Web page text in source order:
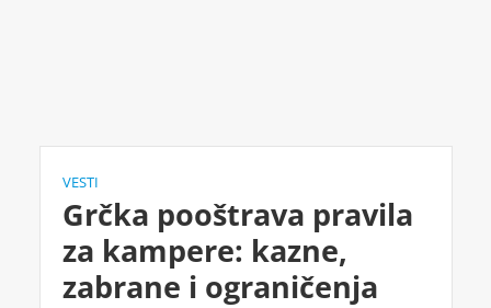
VESTI
Grčka pooštrava pravila
za kampere: kazne,
zabrane i ograničenja